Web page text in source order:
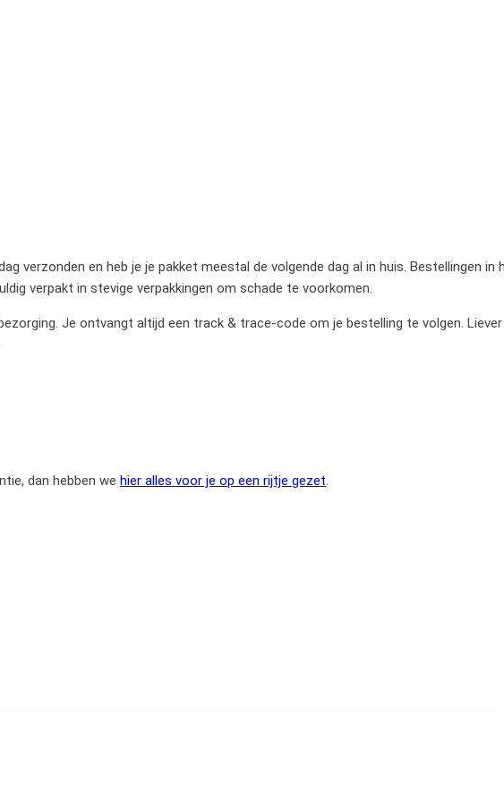
verzonden en heb je je pakket meestal de volgende dag al in huis. Bestellingen in
verpakt in stevige verpakkingen om schade te voorkomen.
Je ontvangt altijd een track & trace-code om je bestelling te volgen.
dan hebben we hier alles voor je op een rijtje gezet.